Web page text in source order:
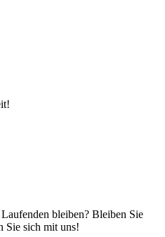
bleiben? Bleiben Sie
Sie sich mit uns!